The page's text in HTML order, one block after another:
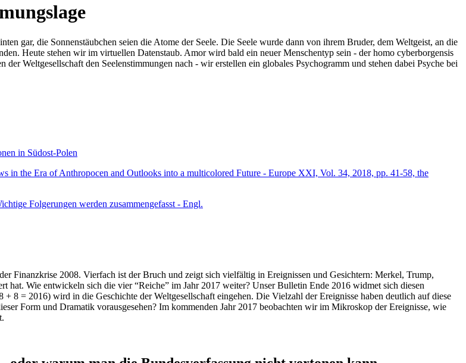
gar, die Sonnenstäubchen seien die Atome der Seele. Die Seele wurde dann von ihrem Bruder, dem Weltgeist, an die
Heute stehen wir im virtuellen Datenstaub. Amor wird bald ein neuer Menschentyp sein - der homo cyberborgensis
Weltgesellschaft den Seelenstimmungen nach - wir erstellen ein globales Psychogramm und stehen dabei Psyche bei
in Südost-Polen
the Era of Anthropocen and Outlooks into a multicolored Future - Europe XXI, Vol. 34, 2018, pp. 41-58, the
Folgerungen werden zusammengefasst - Engl.
Finanzkrise 2008. Vierfach ist der Bruch und zeigt sich vielfältig in Ereignissen und Gesichtern: Merkel, Trump,
Wie entwickeln sich die vier “Reiche” im Jahr 2017 weiter? Unser Bulletin Ende 2016 widmet sich diesen
8 = 2016) wird in die Geschichte der Weltgesellschaft eingehen. Die Vielzahl der Ereignisse haben deutlich auf diese
Form und Dramatik vorausgesehen? Im kommenden Jahr 2017 beobachten wir im Mikroskop der Ereignisse, wie